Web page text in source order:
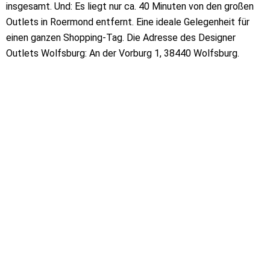
insgesamt. Und: Es liegt nur ca. 40 Minuten von den großen
Outlets in Roermond entfernt. Eine ideale Gelegenheit für
einen ganzen Shopping-Tag. Die Adresse des Designer
Outlets Wolfsburg: An der Vorburg 1, 38440 Wolfsburg.